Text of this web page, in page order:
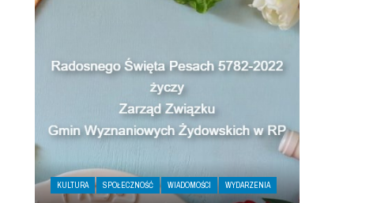
KULTURA SPOŁECZNOŚĆ WIADOMOŚCI WYDARZENIA